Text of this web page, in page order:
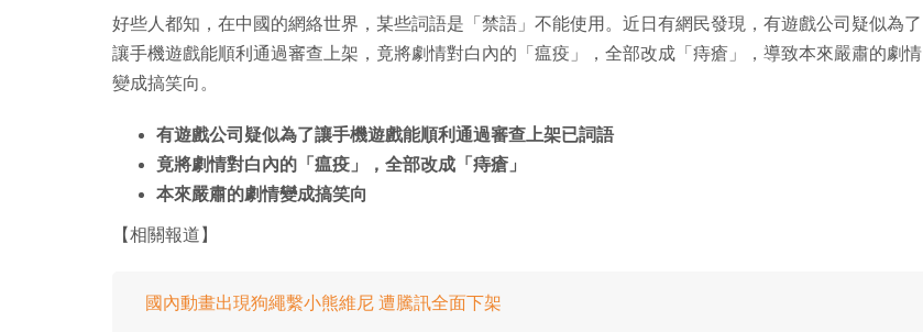
好些人都知，在中國的網絡世界，某些詞語是「禁語」不能使用。近日有網民發現，有遊戲公司疑似為了
讓手機遊戲能順利通過審查上架，竟將劇情對白內的「瘟疫」，全部改成「痔瘡」，導致本來嚴肅的劇情
變成搞笑向。
有遊戲公司疑似為了讓手機遊戲能順利通過審查上架已詞語
竟將劇情對白內的「瘟疫」，全部改成「痔瘡」
本來嚴肅的劇情變成搞笑向
【相關報道】
國內動畫出現狗繩繫小熊維尼 遭騰訊全面下架